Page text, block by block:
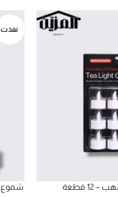
نفذت
شموع LED ديكورية ملونه بدون لهب – 12 قطعة